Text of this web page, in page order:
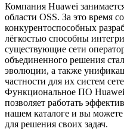
Компания Huawei
области OSS. За это время
конкурентоспособных
лёгкостью способны
существующие сети
объединенного решения
эволюции, а также
частности для их систем
Функциональное ПО Huawei
позволяет работать
нашем каталоге и вы
для решения своих задач.